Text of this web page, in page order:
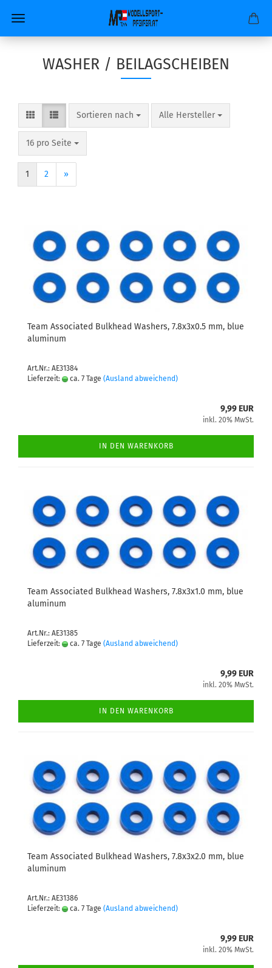
WASHER / BEILAGSCHEIBEN
Sortieren nach
Sortieren nach Alle Hersteller
pro Seite
16 pro Seite
pro Seite
1 2 »
Team Associated Bulkhead Washers, 7.8x3x0.5 mm, blue
aluminum
Art.Nr.: AE31384
Lieferzeit:
ca. 7 Tage (Ausland abweichend)
9,99 EUR
inkl. 20% MwSt.
IN DEN WARENKORB
Team Associated Bulkhead Washers, 7.8x3x1.0 mm, blue
aluminum
Art.Nr.: AE31385
Lieferzeit:
ca. 7 Tage (Ausland abweichend)
9,99 EUR
inkl. 20% MwSt.
IN DEN WARENKORB
Team Associated Bulkhead Washers, 7.8x3x2.0 mm, blue
aluminum
Art.Nr.: AE31386
Lieferzeit:
ca. 7 Tage (Ausland abweichend)
9,99 EUR
inkl. 20% MwSt.